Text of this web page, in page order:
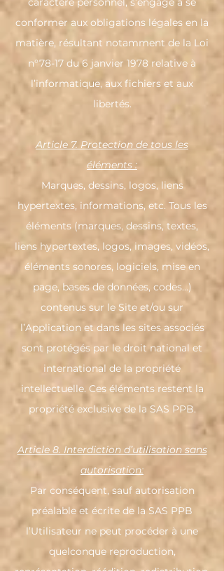
conformer aux obligations légales en la
matière, résultant notamment de la Loi
n°78-17 du 6 janvier 1978 relative à
l’informatique, aux fichiers et aux
libertés.
Article 7. Protection de tous les
éléments :
Marques, dessins, logos, liens
hypertextes, informations, etc. Tous les
éléments (marques, dessins, textes,
liens hypertextes, logos, images, vidéos,
éléments sonores, logiciels, mise en
page, bases de données, codes…)
contenus sur le Site et/ou sur
l’Application et dans les sites associés
sont protégés par le droit national et
international de la propriété
intellectuelle. Ces éléments restent la
propriété exclusive de la SAS PPB.
Article 8. Interdiction d’utilisation sans
autorisation:
Par conséquent, sauf autorisation
préalable et écrite de la SAS PPB
l’Utilisateur ne peut procéder à une
quelconque reproduction,